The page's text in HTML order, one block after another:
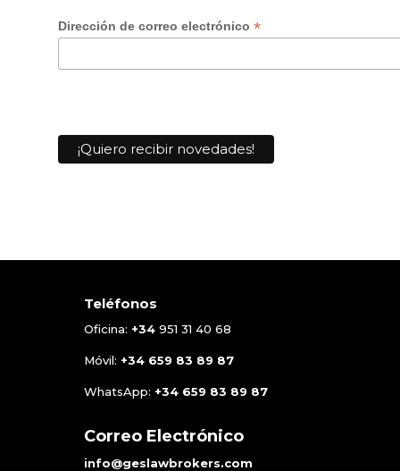
Dirección de correo electrónico *
Teléfonos
Oficina: +34951 31 40 68
Móvil: +34 659 83 89 87
WhatsApp: +34 659 83 89 87
Correo Electrónico
info@geslawbrokers.com